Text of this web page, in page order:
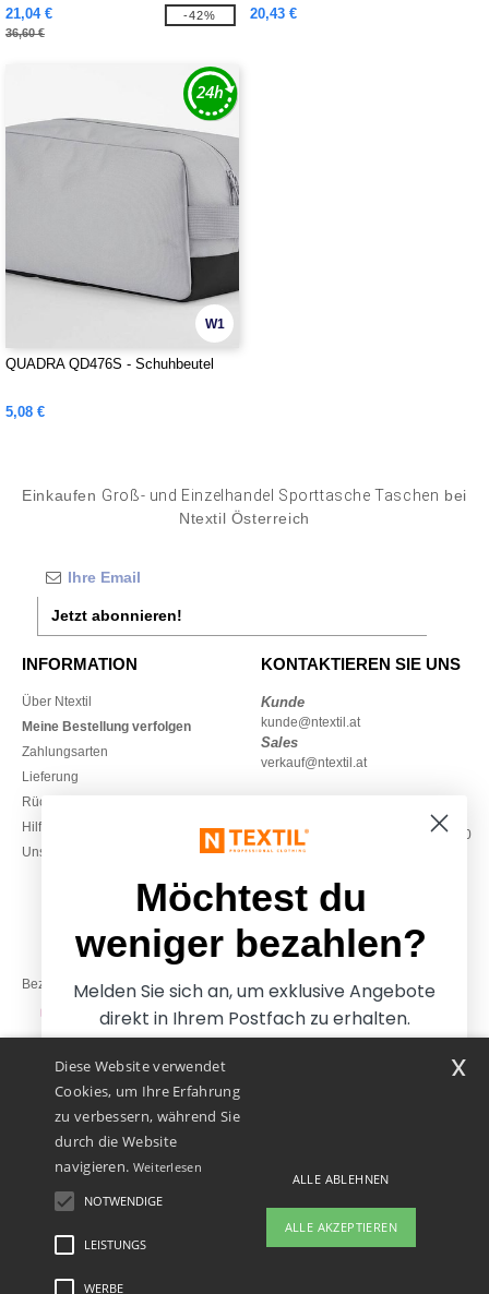
21,04 €
36,60 €
-42% 20,43 €
W1
QUADRA QD476S - Schuhbeutel
5,08 €
Einkaufen Groß- und Einzelhandel Sporttasche Taschen bei
Ntextil Österreich
Jetzt abonnieren!
INFORMATION
Über Ntextil
Meine Bestellung verfolgen
Zahlungsarten
Lieferung
Rückerstattungen / Rückgaben
Hilfe & FAQs
Unsere Engagements
KONTAKTIEREN SIE UNS
Kunde
kunde@ntextil.at
Sales
verkauf@ntextil.at
Montag – Donnerstag: 10:00–13:00
& 14:00–17:30
Freitag: 10:00–14:00
Bezahlung mit
Unsere Paketzusteller
Rechtliche Hinweise
Diese Website verwendet
Cookies, um Ihre Erfahrung
zu verbessern, während Sie
durch die Website
navigieren. Weiterlesen
NOTWENDIGE
LEISTUNGS
WERBE
ALLE ABLEHNEN
ALLE AKZEPTIEREN
x
Möchtest du
weniger bezahlen?
Melden Sie sich an, um exklusive Angebote
direkt in Ihrem Postfach zu erhalten.
Ja, ich möchte weniger
bezahlen